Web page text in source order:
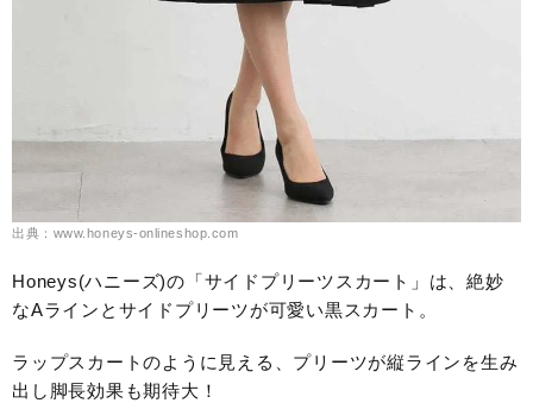
出典：www.honeys-onlineshop.com
Honeys(ハニーズ)の「サイドプリーツスカート」は、絶妙
なAラインとサイドプリーツが可愛い黒スカート。
ラップスカートのように見える、プリーツが縦ラインを生み
出し脚長効果も期待大！